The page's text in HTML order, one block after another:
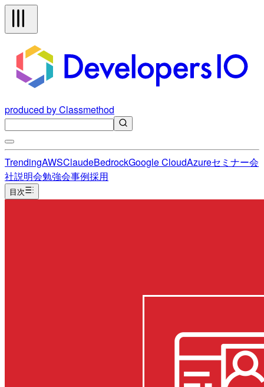
produced by Classmethod
TrendingAWSClaudeBedrockGoogle CloudAzureセミナー会
社説明会勉強会事例採用
目次